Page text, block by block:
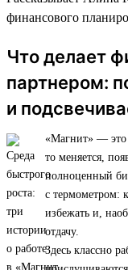
финансового
Что делает
партнером:
и
«Магнит» — это
то меняется,
полноценный
с термометром:
избежать и,
отдачу.
Здесь классно